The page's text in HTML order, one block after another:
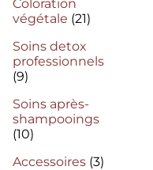
Coloration
végétale (21)
Soins detox
professionnels
(9)
Soins après-
shampooings
(10)
Accessoires (3)